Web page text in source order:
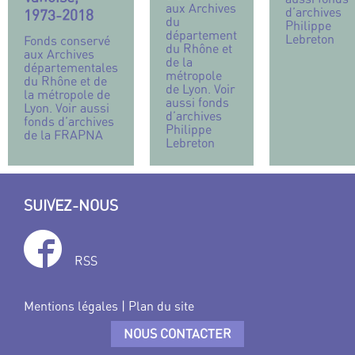
1973-2018
Fonds conservé
aux Archives
départementales
du Rhône et de
la métropole de
Lyon. Voir aussi
fonds d’archives
de la FRAPNA
aux Archives
du
département
du Rhône et
de la
métropole
de Lyon. Voir
aussi fonds
d’archives
Philippe
Lebreton
d’archives
Philippe
Lebreton
SUIVEZ-NOUS
RSS
Mentions légales | Plan du site
NOUS CONTACTER